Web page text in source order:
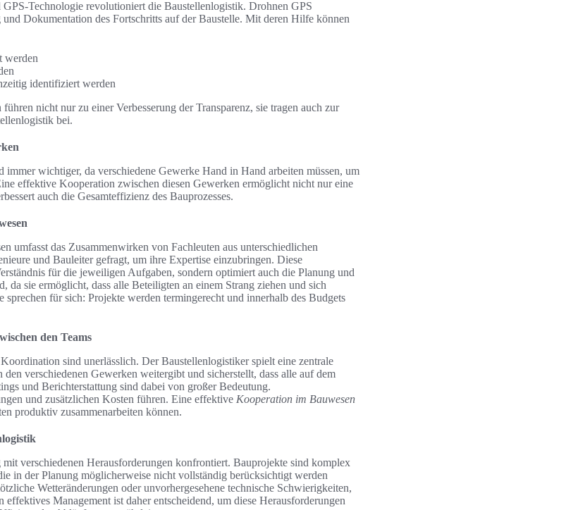
Technologie revolutioniert die Baustellenlogistik. Drohnen GPS
Dokumentation des Fortschritts auf der Baustelle. Mit deren Hilfe können
werden
identifiziert werden
nicht nur zu einer Verbesserung der Transparenz, sie tragen auch zur
bei.
wichtiger, da verschiedene Gewerke Hand in Hand arbeiten müssen, um
effektive Kooperation zwischen diesen Gewerken ermöglicht nicht nur eine
auch die Gesamteffizienz des Bauprozesses.
umfasst das Zusammenwirken von Fachleuten aus unterschiedlichen
und Bauleiter gefragt, um ihre Expertise einzubringen. Diese
für die jeweiligen Aufgaben, sondern optimiert auch die Planung und
da sie ermöglicht, dass alle Beteiligten an einem Strang ziehen und sich
sprechen für sich: Projekte werden termingerecht und innerhalb des Budgets
den Teams
sind unerlässlich. Der Baustellenlogistiker spielt eine zentrale
verschiedenen Gewerken weitergibt und sicherstellt, dass alle auf dem
und Berichterstattung sind dabei von großer Bedeutung.
und zusätzlichen Kosten führen. Eine effektive Kooperation im Bauwesen
produktiv zusammenarbeiten können.
verschiedenen Herausforderungen konfrontiert. Bauprojekte sind komplex
in der Planung möglicherweise nicht vollständig berücksichtigt werden
Wetteränderungen oder unvorhergesehene technische Schwierigkeiten,
Management ist daher entscheidend, um diese Herausforderungen